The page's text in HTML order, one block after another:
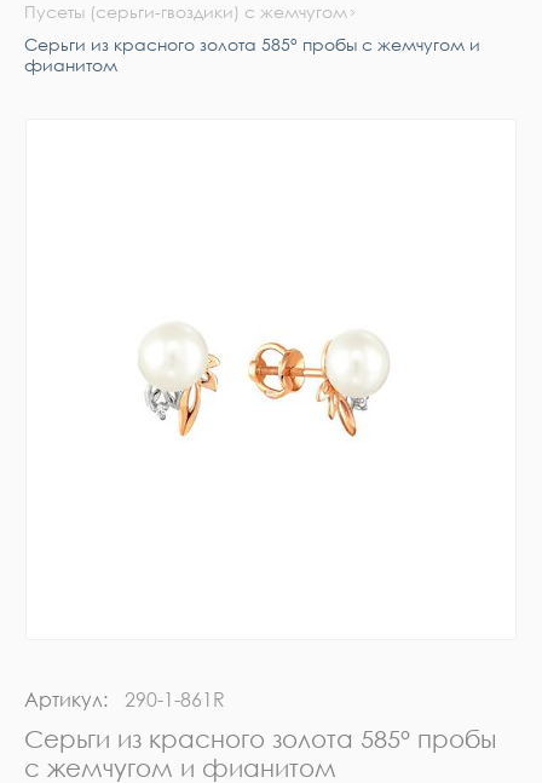
Пусеты (серьги-гвоздики) с жемчугом
Серьги из красного золота 585° пробы с жемчугом и
фианитом
Артикул: 290-1-861R
Серьги из красного золота 585° пробы
с жемчугом и фианитом